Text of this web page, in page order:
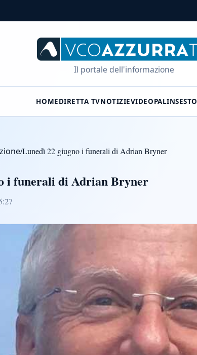
Il portale dell'informazione
HOMEDIRETTA TVNOTIZIEVIDEOPALINSESTO
/Lunedì 22 giugno i funerali di Adrian Bryner
i funerali di Adrian Bryner